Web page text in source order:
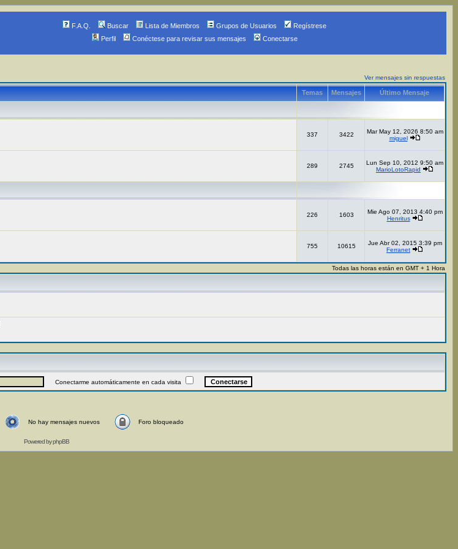
F.A.Q. Buscar Lista de Miembros Grupos de Usuarios
Regístrese
Perfil
Conéctese para revisar sus mensajes Conectarse
Ver mensajes sin respuestas
Temas Mensajes Último Mensaje
337 3422
Mar May 12, 2026 8:50 am
miguel
289 2745
Lun Sep 10, 2012 9:50 am
MarioLotoRapid
226 1603
Mie Ago 07, 2013 4:40 pm
Henritus
755 10615
Jue Abr 02, 2015 3:39 pm
Ferranet
Todas las horas están en GMT + 1 Hora
Conectarme automáticamente en cada visita
No hay mensajes nuevos Foro bloqueado
Powered byphpBB